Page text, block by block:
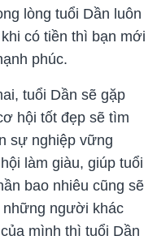
lòng tuổi Dần luôn
có tiền thì bạn mới
phúc.
tuổi Dần sẽ gặp
hội tốt đẹp sẽ tìm
sự nghiệp vững
làm giàu, giúp tuổi
bao nhiêu cũng sẽ
người khác
mình thì tuổi Dần